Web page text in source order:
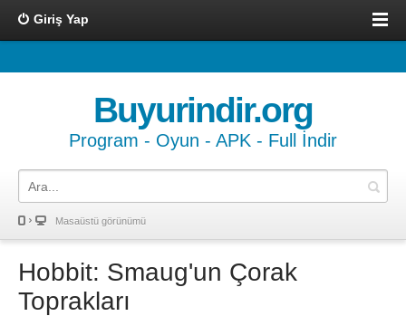
Giriş Yap
Buyurindir.org
Program - Oyun - APK - Full İndir
Masaüstü görünümü
Hobbit: Smaug'un Çorak
Toprakları